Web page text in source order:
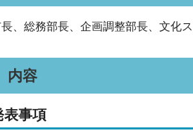
、総務部長、企画調整部長、文化
内容
表事項